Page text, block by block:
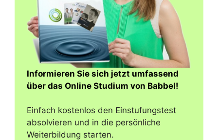
Informieren Sie sich jetzt umfassend
über das Online Studium von Babbel!
Einfach kostenlos den Einstufungstest
absolvieren und in die persönliche
Weiterbildung starten.